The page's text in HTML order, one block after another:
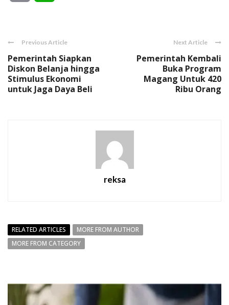
Previous Article
Pemerintah Siapkan
Diskon Belanja hingga
Stimulus Ekonomi
untuk Jaga Daya Beli
Next Article
Pemerintah Kembali
Buka Program
Magang Untuk 420
Ribu Orang
reksa
RELATED ARTICLES
MORE FROM AUTHOR
MORE FROM CATEGORY